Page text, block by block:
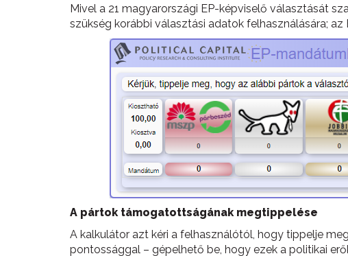
Mivel a 21 magyarországi EP-képviselő választását
szükség korábbi választási adatok felhasználására;
A pártok támogatottságának megtippelése
A kalkulátor azt kéri a felhasználótól, hogy tippelje
pontossággal – gépelhető be, hogy ezek a politikai